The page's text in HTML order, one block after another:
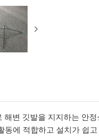
변 깃발을 지지하는 안
에 적합하고 설치가 쉽